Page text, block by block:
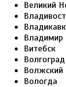
Великий
Владимир
Витебск
Волгоград
Волжский
Вологда